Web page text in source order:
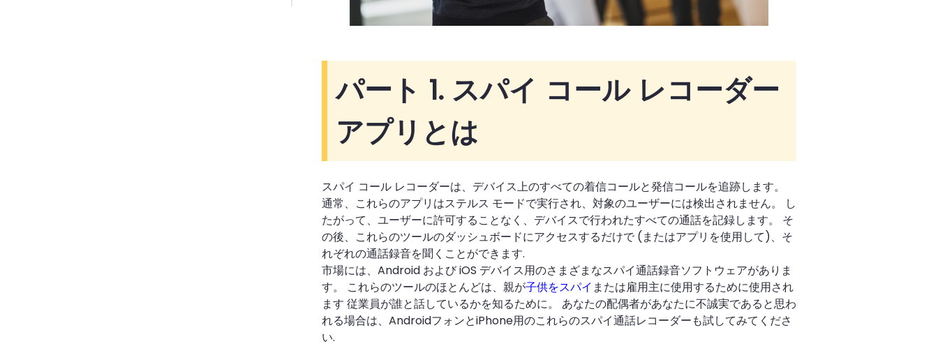
パート 1. スパイ コール レコーダー
アプリとは
スパイ コール レコーダーは、デバイス上のすべての着信コールと発信コールを追跡します。
通常、これらのアプリはステルス モードで実行され、対象のユーザーには検出されません。 し
たがって、ユーザーに許可することなく、デバイスで行われたすべての通話を記録します。 そ
の後、これらのツールのダッシュボードにアクセスするだけで (またはアプリを使用して)、そ
れぞれの通話録音を聞くことができます.
市場には、Android および iOS デバイス用のさまざまなスパイ通話録音ソフトウェアがありま
す。 これらのツールのほとんどは、親が子供をスパイ または雇用主に使用するために使用され
ます 従業員が誰と話しているかを知るために。 あなたの配偶者があなたに不誠実であると思わ
れる場合は、AndroidフォンとiPhone用のこれらのスパイ通話レコーダーも試してみてくださ
い.